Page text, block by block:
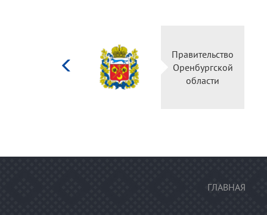
Правительство
Оренбургской
области
ГЛАВНАЯ